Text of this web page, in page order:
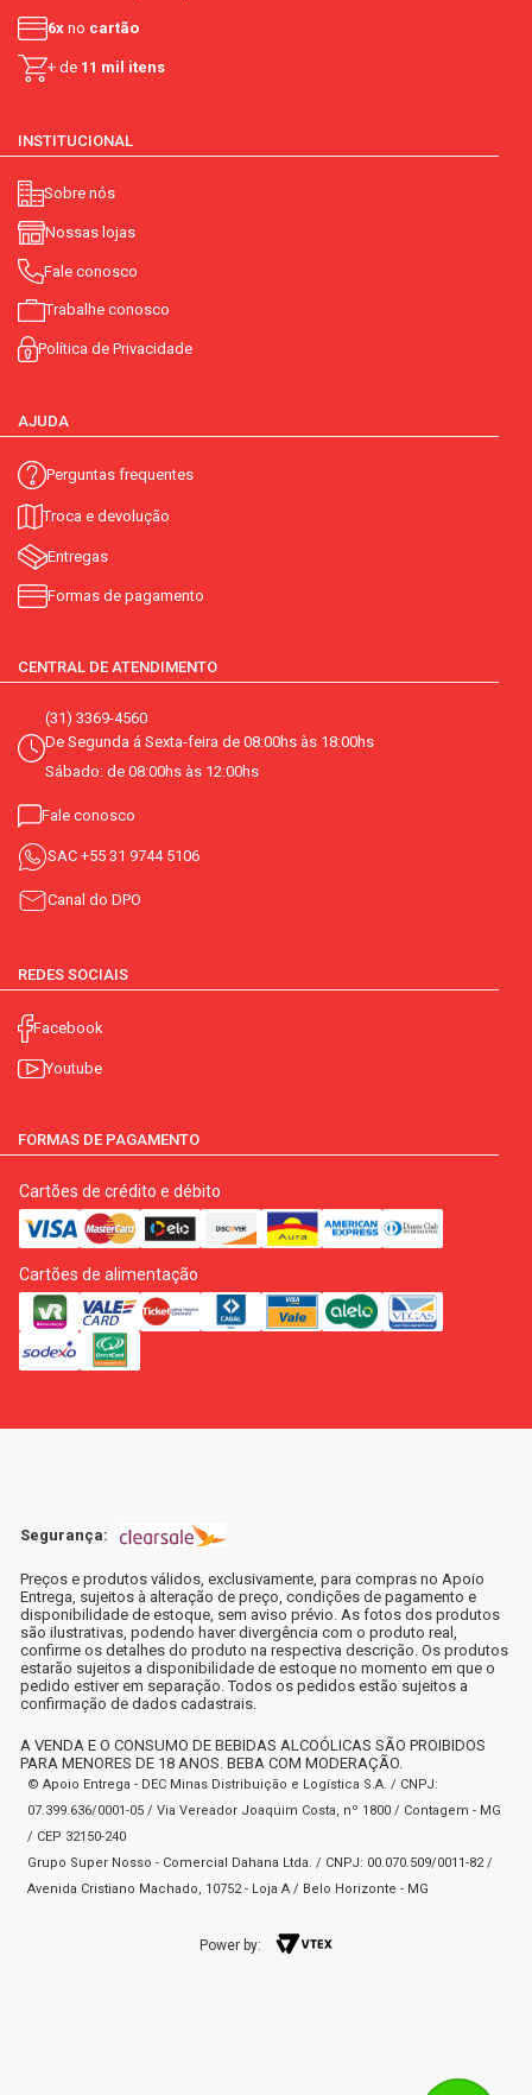
6x no cartão
+ de 11 mil itens
INSTITUCIONAL
Sobre nós
Nossas lojas
Fale conosco
Trabalhe conosco
Política de Privacidade
AJUDA
Perguntas frequentes
Troca e devolução
Entregas
Formas de pagamento
CENTRAL DE ATENDIMENTO
(31) 3369-4560
De Segunda á Sexta-feira de 08:00hs às 18:00hs
Sábado: de 08:00hs às 12:00hs
Fale conosco
SAC +55 31 9744 5106
Canal do DPO
REDES SOCIAIS
Facebook
Youtube
FORMAS DE PAGAMENTO
Cartões de crédito e débito
Cartões de alimentação
Segurança:
Preços e produtos válidos, exclusivamente, para compras no Apoio
Entrega, sujeitos à alteração de preço, condições de pagamento e
disponibilidade de estoque, sem aviso prévio. As fotos dos produtos
são ilustrativas, podendo haver divergência com o produto real,
confirme os detalhes do produto na respectiva descrição. Os produtos
estarão sujeitos a disponibilidade de estoque no momento em que o
pedido estiver em separação. Todos os pedidos estão sujeitos a
confirmação de dados cadastrais.
A VENDA E O CONSUMO DE BEBIDAS ALCOÓLICAS SÃO PROIBIDOS
PARA MENORES DE 18 ANOS. BEBA COM MODERAÇÃO.
© Apoio Entrega - DEC Minas Distribuição e Logística S.A. / CNPJ:
07.399.636/0001-05 / Via Vereador Joaquim Costa, nº 1800 / Contagem - MG
/ CEP 32150-240
Grupo Super Nosso - Comercial Dahana Ltda. / CNPJ: 00.070.509/0011-82 /
Avenida Cristiano Machado, 10752 - Loja A / Belo Horizonte - MG
Power by: